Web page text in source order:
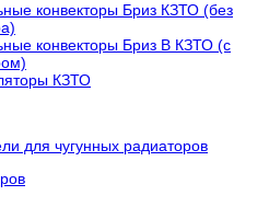
конвекторы Бриз КЗТО (без
конвекторы Бриз В КЗТО (с
КЗТО
для чугунных радиаторов